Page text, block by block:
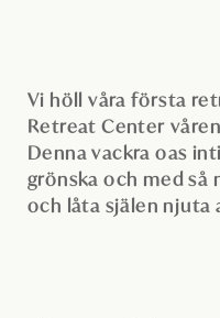
Vi höll våra första
Retreat Center
Denna vackra oas
grönska och med så
och låta själen njuta